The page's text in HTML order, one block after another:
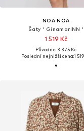
NOA NOA
Šaty ' GinamariNN '
1 519 Kč
Původně: 3 375 Kč
Poslední nejnižší cena:1